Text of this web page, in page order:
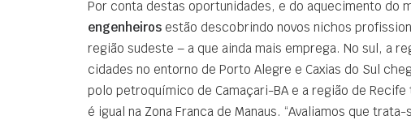
Por conta destas oportunidades, e do aquecimento do
engenheiros estão descobrindo novos nichos
região sudeste – a que ainda mais emprega. No sul, a
cidades no entorno de Porto Alegre e Caxias do Sul
polo petroquímico de Camaçari-BA e a região de
é igual na Zona Franca de Manaus. “Avaliamos que